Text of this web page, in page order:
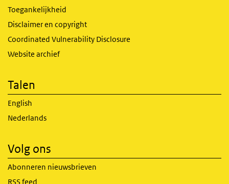
Toegankelijkheid
Disclaimer en copyright
Coordinated Vulnerability Disclosure
Website archief
Talen
English
Nederlands
Volg ons
Abonneren nieuwsbrieven
RSS feed